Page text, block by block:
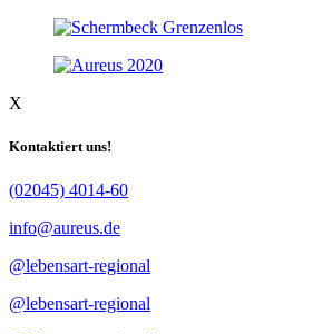
X
Kontaktiert uns!
(02045) 4014-60
info@aureus.de
@lebensart-regional
@lebensart-regional